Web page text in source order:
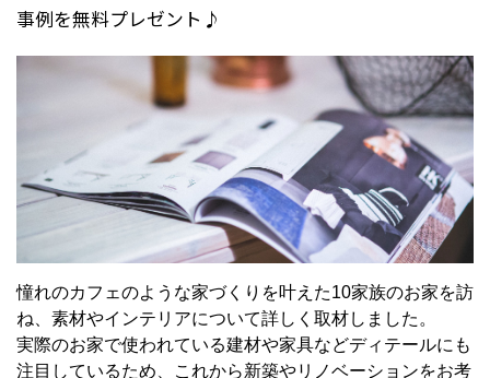
事例を無料プレゼント♪
憧れのカフェのような家づくりを叶えた10家族のお家を訪
ね、素材やインテリアについて詳しく取材しました。
実際のお家で使われている建材や家具などディテールにも
注目しているため、これから新築やリノベーションをお考